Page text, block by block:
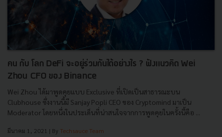
คน กับ โลก DeFi จะอยู่ร่วมกันได้อย่างไร ? ฟังแนวคิด Wei
Zhou CFO ของ Binance
Wei Zhou ได้มาพูดคุยแบบ Exclusive ที่เปิดเป็นสาธารณะบน
Clubhouse ซึ่งงานนี้มี Sanjay Popli CEO ของ Cryptomind มาเป็น
Moderator โดยหนึ่งในประเด็นที่น่าสนใจจากการพูดคุยในครั้งนี้คือ ...
มีนาคม 1, 2021 | By Techsauce Team